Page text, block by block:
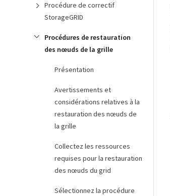
Procédure de correctif
StorageGRID
Procédures de restauration
des nœuds de la grille
Présentation
Avertissements et
considérations relatives à la
restauration des nœuds de
la grille
Collectez les ressources
requises pour la restauration
des nœuds du grid
Sélectionnez la procédure